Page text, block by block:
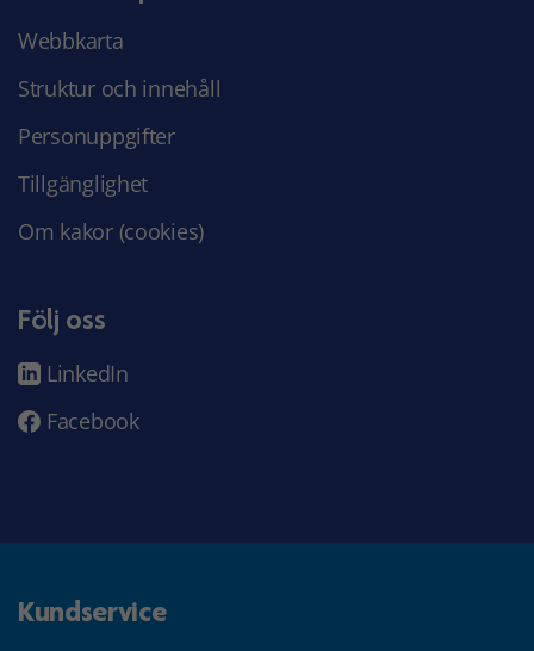
Webbkarta
Struktur och innehåll
Personuppgifter
Tillgänglighet
Om kakor (cookies)
Följ oss
LinkedIn
Facebook
Kundservice